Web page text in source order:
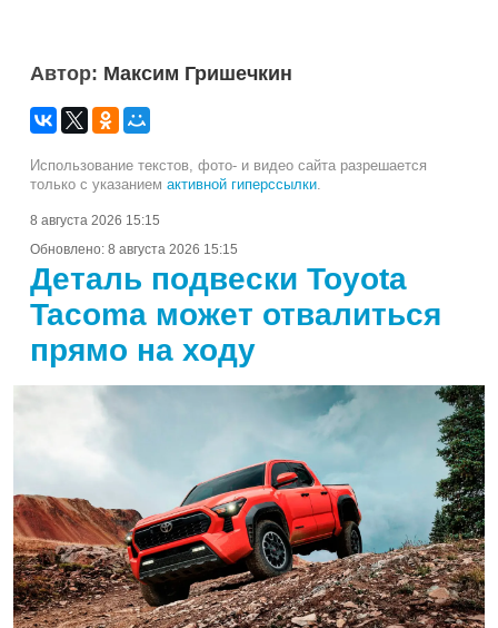
Автор: Максим Гришечкин
Использование текстов, фото- и видео сайта разрешается
только с указанием активной гиперссылки.
8 августа 2026 15:15
Обновлено: 8 августа 2026 15:15
Деталь подвески Toyota
Tacoma может отвалиться
прямо на ходу